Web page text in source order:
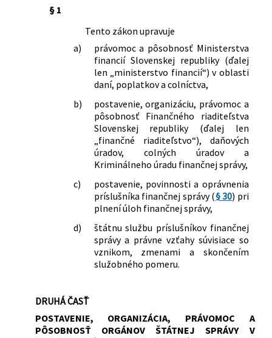
§ 1
Tento zákon upravuje
a)
právomoc a pôsobnosť Ministerstva
financií Slovenskej republiky (ďalej
len „ministerstvo financií“) v oblasti
daní, poplatkov a colníctva,
b)
postavenie, organizáciu, právomoc a
pôsobnosť Finančného riaditeľstva
Slovenskej republiky (ďalej len
„finančné riaditeľstvo“), daňových
úradov, colných úradov a
Kriminálneho úradu finančnej správy,
c)
postavenie, povinnosti a oprávnenia
príslušníka finančnej správy (§ 30) pri
plnení úloh finančnej správy,
d)
štátnu službu príslušníkov finančnej
správy a právne vzťahy súvisiace so
vznikom, zmenami a skončením
služobného pomeru.
DRUHÁ ČASŤ
POSTAVENIE, ORGANIZÁCIA, PRÁVOMOC A
PÔSOBNOSŤ ORGÁNOV ŠTÁTNEJ SPRÁVY V